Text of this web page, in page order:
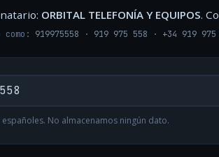
ORBITAL TELEFONÍA Y EQUIPOS.
como: 919975558 · 919 975 558 · +34 919 975
No almacenamos ningún dato.